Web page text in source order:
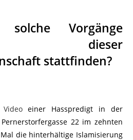
Vorgänge
dieser
stattfinden?
einer Hasspredigt in der
22 im zehnten
die hinterhältige Islamisierung